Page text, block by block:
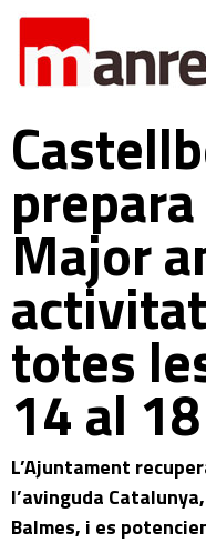
Major
totes
14 al
L’Ajuntament
l’avinguda
Balmes, i es